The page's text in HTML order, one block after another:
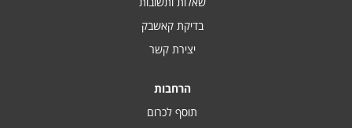
בדיקת קאשבק
יצירת קשר
הרחבות
תוסף לכרום